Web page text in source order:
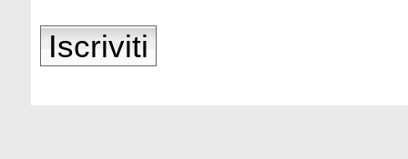
Iscriviti